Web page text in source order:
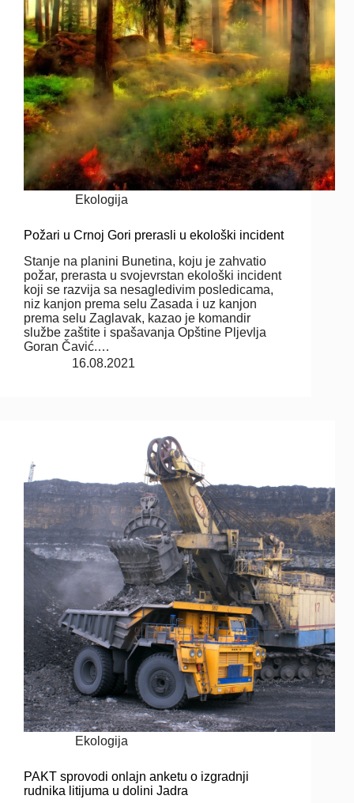
Ekologija
Požari u Crnoj Gori prerasli u ekološki incident
Stanje na planini Bunetina, koju je zahvatio
požar, prerasta u svojevrstan ekološki incident
koji se razvija sa nesagledivim posledicama,
niz kanjon prema selu Zasada i uz kanjon
prema selu Zaglavak, kazao je komandir
službe zaštite i spašavanja Opštine Pljevlja
Goran Čavić.…
16.08.2021
Ekologija
PAKT sprovodi onlajn anketu o izgradnji
rudnika litijuma u dolini Jadra